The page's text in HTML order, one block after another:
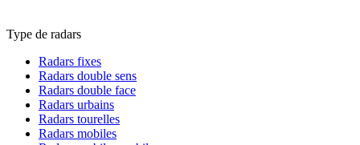
Type de radars
Radars fixes
Radars double sens
Radars double face
Radars urbains
Radars tourelles
Radars mobiles